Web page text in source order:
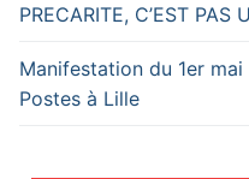
PRECARITE, C’EST PAS
Manifestation du 1er
Postes à Lille